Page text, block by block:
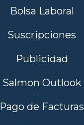
Bolsa Laboral
Suscripciones
Publicidad
Salmon Outlook
Pago de Facturas